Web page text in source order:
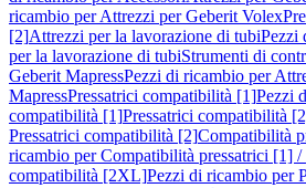
ricambio per Attrezzi per Geberit Volex
[2]Attrezzi per la lavorazione di tubiPezzi
per la lavorazione di tubiStrumenti di
Geberit MapressPezzi di ricambio per
MapressPressatrici compatibilità [1]Pezzi
compatibilità [1]Pressatrici compatibilità
Pressatrici compatibilità [2]Compatibilità
ricambio per Compatibilità pressatrici [1]
compatibilità [2XL]Pezzi di ricambio per